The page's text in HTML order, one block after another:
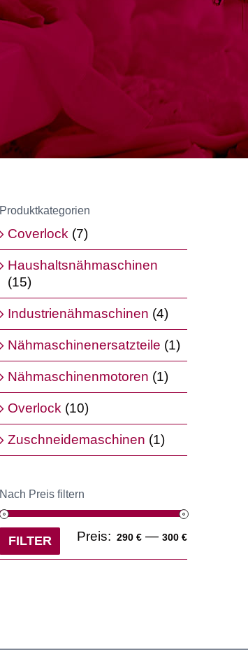
Produktkategorien
Coverlock (7)
Haushaltsnähmaschinen
(15)
Industrienähmaschinen (4)
Nähmaschinenersatzteile (1)
Nähmaschinenmotoren (1)
Overlock (10)
Zuschneidemaschinen (1)
Nach Preis filtern
Min.
Max.
FILTER Preis: 290 € — 300 €